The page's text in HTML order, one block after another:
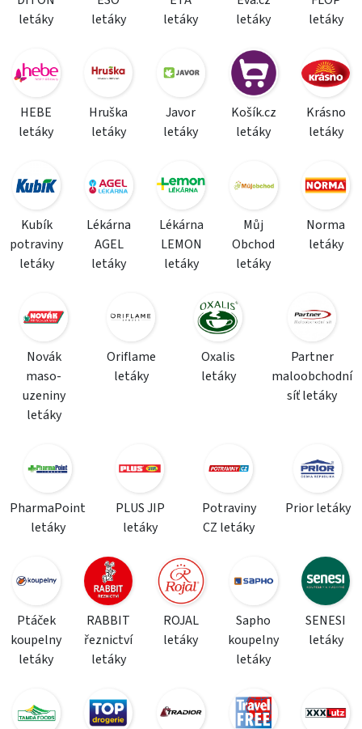
letáky
letáky
letáky
letáky
letáky
HEBE
letáky
Hruška
letáky
Javor
letáky
Košík.cz
letáky
Krásno
letáky
Kubík
potraviny
letáky
Lékárna
AGEL
letáky
Lékárna
LEMON
letáky
Můj
Obchod
letáky
Norma
letáky
Novák
maso-
uzeniny
letáky
Oriflame
letáky
Oxalis
letáky
Partner
maloobchodní
síť letáky
PharmaPoint
letáky
PLUS JIP
letáky
Potraviny
CZ letáky
Prior letáky
Ptáček
koupelny
letáky
RABBIT
řeznictví
letáky
ROJAL
letáky
Sapho
koupelny
letáky
SENESI
letáky